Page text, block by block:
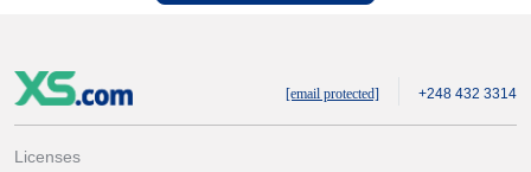
[email protected] +248 432 3314
Licenses